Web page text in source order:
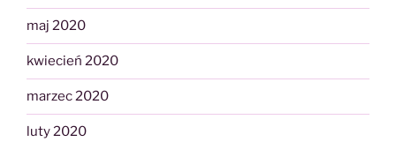
maj 2020
kwiecień 2020
marzec 2020
luty 2020